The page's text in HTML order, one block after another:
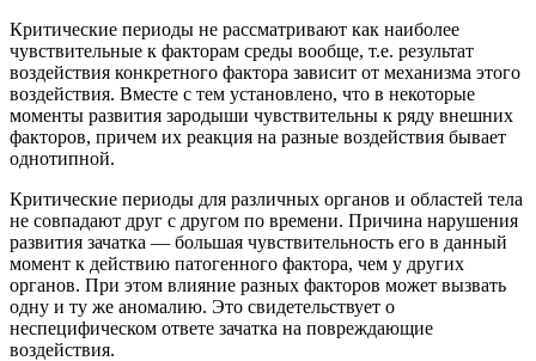
Критические периоды не рассматривают как наиболее
чувствительные к факторам среды вообще, т.е. результат
воздействия конкретного фактора зависит от механизма этого
воздействия. Вместе с тем установлено, что в некоторые
моменты развития зародыши чувствительны к ряду внешних
факторов, причем их реакция на разные воздействия бывает
однотипной.
Критические периоды для различных органов и областей тела
не совпадают друг с другом по времени. Причина нарушения
развития зачатка — большая чувствительность его в данный
момент к действию патогенного фактора, чем у других
органов. При этом влияние разных факторов может вызвать
одну и ту же аномалию. Это свидетельствует о
неспецифическом ответе зачатка на повреждающие
воздействия.